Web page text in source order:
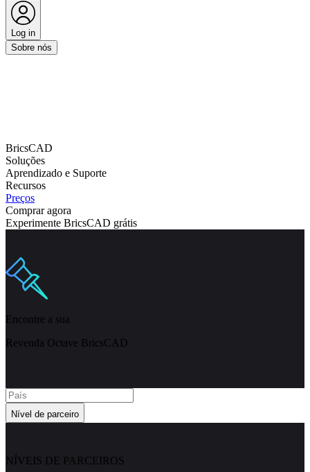
Log in
Sobre nós
BricsCAD
Soluções
Aprendizado e Suporte
Recursos
Preços
Comprar agora
Experimente BricsCAD grátis
Encontre a sua
Revenda Octave BricsCAD
Nível de parceiro
NÍVEIS DE PARCEIROS